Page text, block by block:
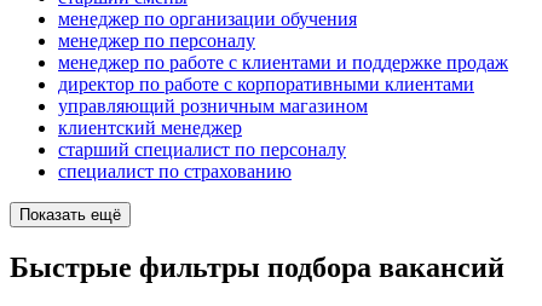
менеджер по организации обучения
менеджер по персоналу
менеджер по работе с клиентами и поддержке продаж
директор по работе с корпоративными клиентами
управляющий розничным магазином
клиентский менеджер
старший специалист по персоналу
специалист по страхованию
Показать ещё
Быстрые фильтры подбора вакансий